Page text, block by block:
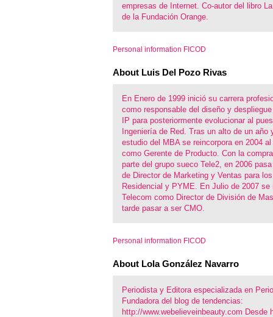
empresas de Internet. Co-autor del libro
de la Fundación Orange.
Personal information FICOD
About Luis Del Pozo Rivas
En Enero de 1999 inició su carrera
como responsable del diseño y
IP para posteriormente evolucionar al
Ingeniería de Red. Tras un alto de un año
estudio del MBA se reincorpora en 2004
como Gerente de Producto. Con la
parte del grupo sueco Tele2, en 2006
de Director de Marketing y Ventas para
Residencial y PYME. En Julio de 2007 se
Telecom como Director de División de
tarde pasar a ser CMO.
Personal information FICOD
About Lola González Navarro
Periodista y Editora especializada en
Fundadora del blog de tendencias:
http://www.webelieveinbeauty.com Desde